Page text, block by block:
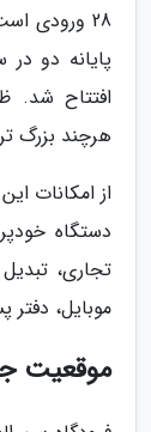
افتتاح شد.
هرچند بزرگ
از امکانات
تجاری، تبدیل
موبایل،
موقعیت